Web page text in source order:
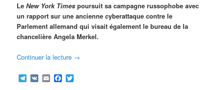
LeNew York Times poursuit sa campagne russophobe avec
un rapport sur une ancienne cyberattaque contre le
Parlement allemand qui visait également le bureau de la
chancelière Angela Merkel.
Continuer la lecture →
Telegram
VK EmailFacebook